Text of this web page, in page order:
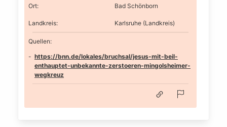
Ort: Bad Schönborn
Landkreis: Karlsruhe (Landkreis)
Quellen:
https://bnn.de/lokales/bruchsal/jesus-mit-beil-
enthauptet-unbekannte-zerstoeren-mingolsheimer-
wegkreuz